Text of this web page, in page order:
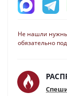
Не нашли
обязательно